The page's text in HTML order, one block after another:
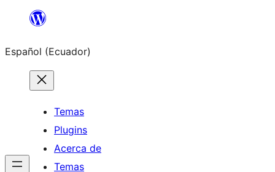
Saltar
contenido
Español (Ecuador)
Temas
Plugins
Acerca de
Temas